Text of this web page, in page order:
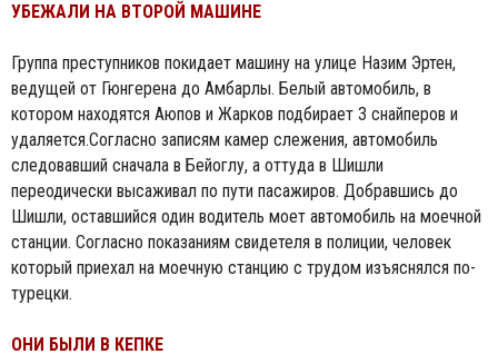
УБЕЖАЛИ НА ВТОРОЙ МАШИНЕ
Группа преступников покидает машину на улице Назим Эртен,
ведущей от Гюнгерена до Амбарлы. Белый автомобиль, в
котором находятся Аюпов и Жарков подбирает 3 снайперов и
удаляется.Согласно записям камер слежения, автомобиль
следовавший сначала в Бейоглу, а оттуда в Шишли
переодически высаживал по пути пасажиров. Добравшись до
Шишли, оставшийся один водитель моет автомобиль на моечной
станции. Согласно показаниям свидетеля в полиции, человек
который приехал на моечную станцию с трудом изъяснялся по-
турецки.
ОНИ БЫЛИ В КЕПКЕ